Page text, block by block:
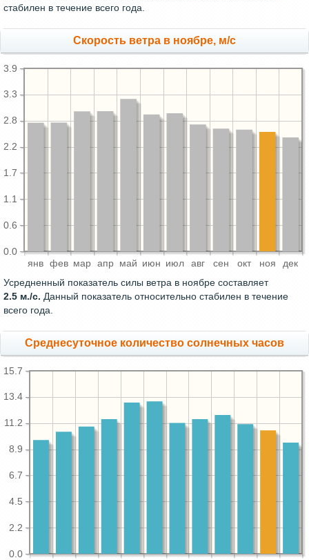
стабилен в течение всего года.
Скорость ветра в ноябре, м/с
янв фев мар апр май июн июл авг сен окт ноя дек
0.0
0.6
1.1
1.7
2.2
2.8
3.3
3.9
Усредненный показатель силы ветра в ноябре составляет
2.5 м./с. Данный показатель относительно стабилен в течение
всего года.
Среднесуточное количество солнечных часов
0.0
2.2
4.5
6.7
8.9
11.2
13.4
15.7